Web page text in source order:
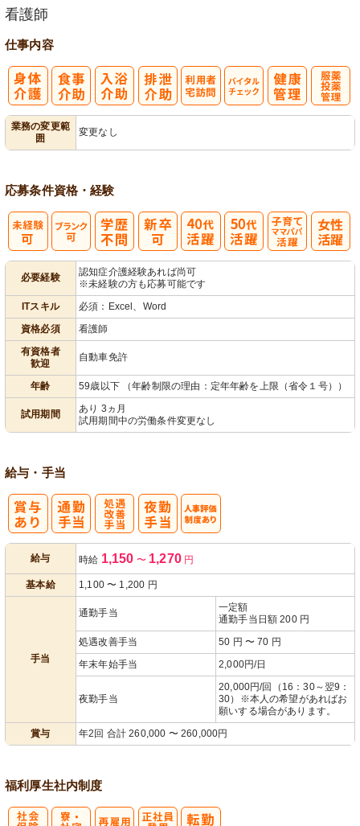
看護師
仕事内容
業務の変更範
囲
変更なし
応募条件資格・経験
必要経験
認知症介護経験あれば尚可
※未経験の方も応募可能です
ITスキル
必須：Excel、Word
資格必須
看護師
有資格者
歓迎
自動車免許
年齢 59歳以下 （年齢制限の理由：定年年齢を上限（省令１号））
試用期間
あり 3ヵ月
試用期間中の労働条件変更なし
給与・手当
給与 時給 1,150 〜 1,270円
基本給 1,100 〜 1,200 円
手当
通勤手当
一定額
通勤手当日額 200 円
処遇改善手当
50 円 〜 70 円
年末年始手当
2,000円/日
夜勤手当
20,000円/回（16：30～翌9：
30）※本人の希望があればお
願いする場合があります。
賞与
年2回 合計 260,000 〜 260,000円
福利厚生社内制度